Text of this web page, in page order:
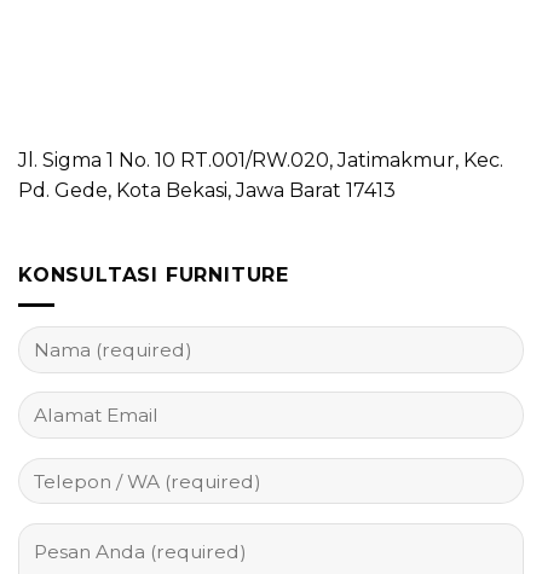
Jl. Sigma 1 No. 10 RT.001/RW.020, Jatimakmur, Kec.
Pd. Gede, Kota Bekasi, Jawa Barat 17413
KONSULTASI FURNITURE